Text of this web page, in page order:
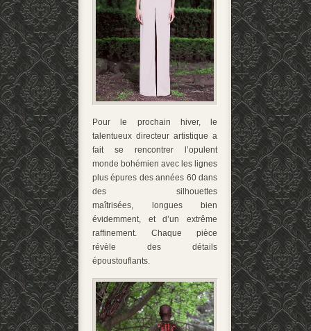
Pour le prochain hiver, le
talentueux directeur artistique a
fait se rencontrer l’opulent
monde bohémien avec les lignes
plus épures des années 60 dans
des silhouettes
maîtrisées, longues bien
évidemment, et d’un extrême
raffinement. Chaque pièce
révèle des détails
époustouflants.